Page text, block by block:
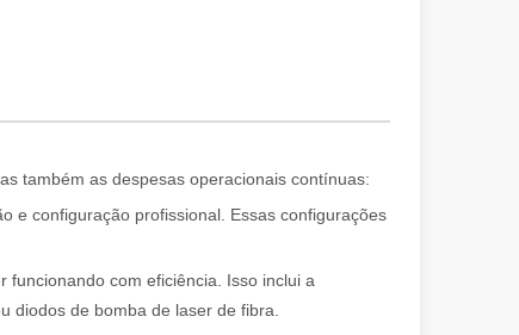
de alta tecnologia para remoção de tinta eficiente e
também as despesas operacionais contínuas:
e configuração profissional. Essas configurações
funcionando com eficiência. Isso inclui a
diodos de bomba de laser de fibra.